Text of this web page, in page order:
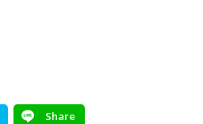
Share